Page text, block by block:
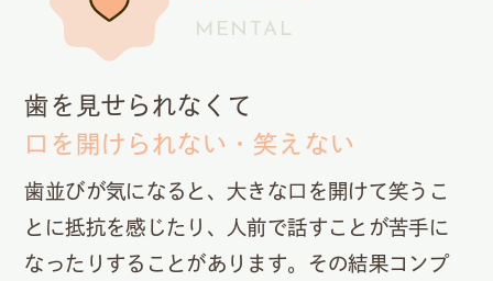
MENTAL
歯を見せられなくて
口を開けられない・笑えない
歯並びが気になると、大きな口を開けて笑うこ
とに抵抗を感じたり、人前で話すことが苦手に
なったりすることがあります。その結果コンプ